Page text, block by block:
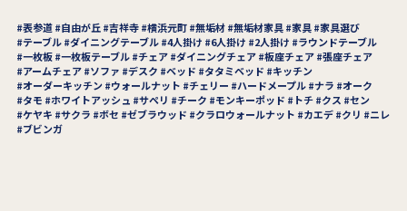
表参道 自由が丘 吉祥寺 横浜元町 無垢材 無垢材家具 家具 家具選び
テーブル ダイニングテーブル 4人掛け 6人掛け 2人掛け
ラウンドテーブル
一枚板 一枚板テーブル チェア ダイニングチェア 板座チェア 張座チェア
アームチェア
ソファ デスク ベッド タタミベッド
キッチン
オーダーキッチン
ウォールナット チェリー ハードメープル ナラ
オーク
タモ
ホワイトアッシュ サペリ チーク モンキーポッド トチ クス
セン
ケヤキ
サクラ ボセ ゼブラウッド クラロウォールナット カエデ クリ
ニレ
ブビンガ